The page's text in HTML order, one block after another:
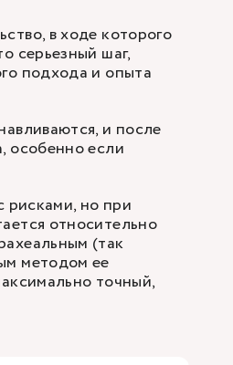
в ходе которого
серьезный шаг,
подхода и опыта
и после
особенно если
рисками, но при
относительно
(так
методом ее
точный,